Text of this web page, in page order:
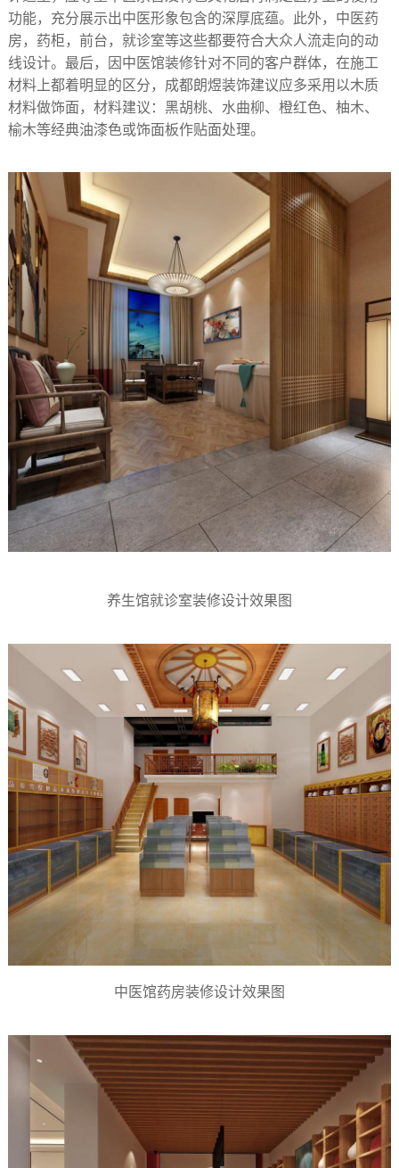
功能，充分展示出中医形象包含的深厚底蕴。此外，中医药
房，药柜，前台，就诊室等这些都要符合大众人流走向的动
线设计。最后，因中医馆装修针对不同的客户群体，在施工
材料上都着明显的区分，成都朗煜装饰建议应多采用以木质
材料做饰面，材料建议：黑胡桃、水曲柳、橙红色、柚木、
榆木等经典油漆色或饰面板作贴面处理。
养生馆就诊室装修设计效果图
中医馆药房装修设计效果图